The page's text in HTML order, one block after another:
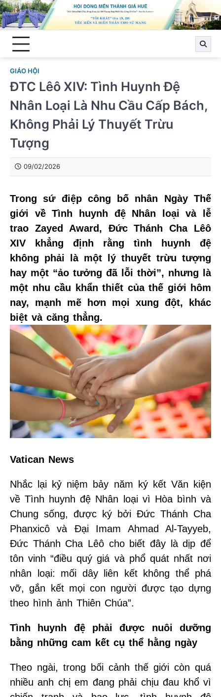
Skip
to
content
GIÁO HỘI
ĐTC Lêô XIV: Tình Huynh Đệ
Nhân Loại Là Nhu Cầu Cấp Bách,
Không Phải Lý Thuyết Trừu
Tượng
09/02/2026
Trong sứ điệp công bố nhân Ngày Thế
giới về Tình huynh đệ Nhân loại và lễ
trao Zayed Award, Đức Thánh Cha Lêô
XIV khẳng định rằng tình huynh đệ
không phải là một lý thuyết trừu tượng
hay một “ảo tưởng đã lỗi thời”, nhưng là
một nhu cầu khẩn thiết của thế giới hôm
nay, mạnh mẽ hơn mọi xung đột, khác
biệt và căng thẳng.
Vatican News
Nhắc lại kỷ niệm bảy năm ký kết Văn kiện
về Tình huynh đệ Nhân loại vì Hòa bình và
Chung sống, được ký bởi Đức Thánh Cha
Phanxicô và Đại Imam Ahmad Al-Tayyeb,
Đức Thánh Cha Lêô cho biết đây là dịp để
tôn vinh “điều quý giá và phổ quát nhất nơi
nhân loại: mối dây liên kết không thể phá
vỡ, gắn kết mọi con người được tạo dựng
theo hình ảnh Thiên Chúa”.
Tình huynh đệ phải được nuôi dưỡng
bằng những cam kết cụ thể hằng ngày
Theo ngài, trong bối cảnh thế giới còn quá
nhiều anh chị em đang phải chịu đau khổ vì